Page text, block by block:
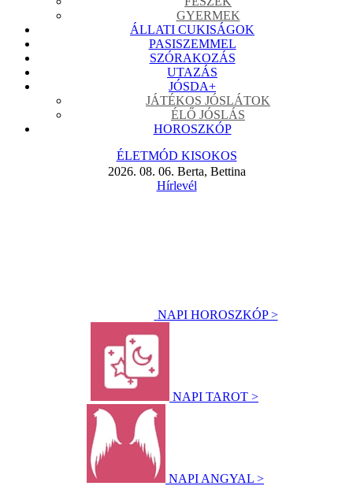
GYERMEK
ÁLLATI CUKISÁGOK
PASISZEMMEL
SZÓRAKOZÁS
UTAZÁS
JÓSDA+
JÁTÉKOS JÓSLÁTOK
ÉLŐ JÓSLÁS
HOROSZKÓP
ÉLETMÓD KISOKOS
2026. 08. 06. Berta, Bettina
Hírlevél
NAPI HOROSZKÓP >
NAPI TAROT >
NAPI ANGYAL >